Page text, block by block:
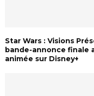
Star Wars : Visions
bande-annonce finale
animée sur Disney+